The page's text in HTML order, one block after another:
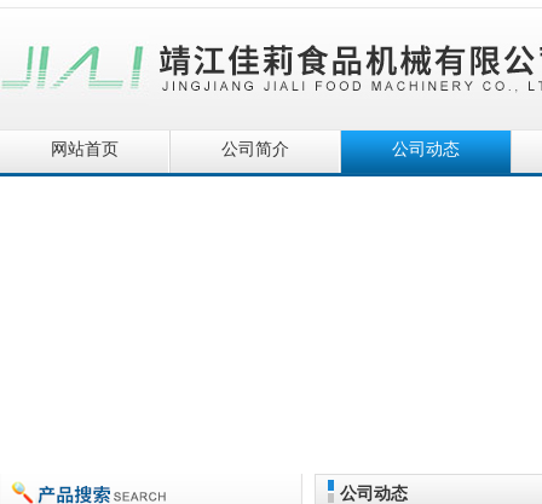
网站首页 公司简介 公司动态
公司动态